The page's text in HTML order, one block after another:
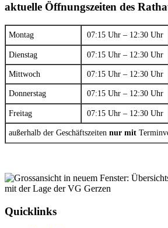
aktuelle Öffnungszeiten des
Montag 07:15 Uhr – 12:30 Uhr
Dienstag 07:15 Uhr – 12:30 Uhr
Mittwoch 07:15 Uhr – 12:30 Uhr
Donnerstag 07:15 Uhr – 12:30 Uhr
Freitag 07:15 Uhr – 12:30 Uhr
außerhalb der Geschäftszeiten nur mit
Quicklinks